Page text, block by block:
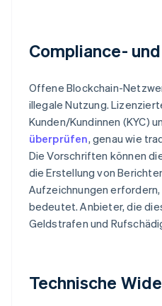
Compliance-
Offene Blockchain-
illegale Nutzung.
Kunden/Kundinnen (KYC)
überprüfen, genau wie
Die Vorschriften können
die Erstellung von
Aufzeichnungen
bedeutet. Anbieter, die
Geldstrafen und
Technische